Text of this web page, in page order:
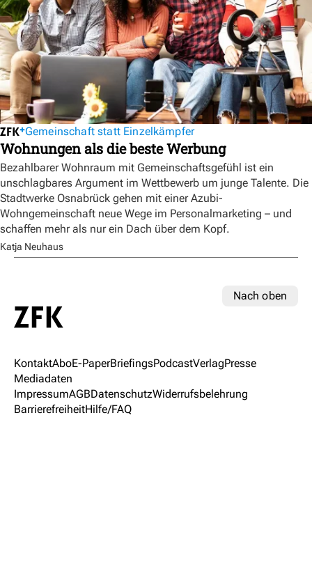
Gemeinschaft statt Einzelkämpfer
Wohnungen als die beste Werbung
Bezahlbarer Wohnraum mit Gemeinschaftsgefühl ist ein
unschlagbares Argument im Wettbewerb um junge Talente. Die
Stadtwerke Osnabrück gehen mit einer Azubi-
Wohngemeinschaft neue Wege im Personalmarketing – und
schaffen mehr als nur ein Dach über dem Kopf.
Katja Neuhaus
Nach oben
KontaktAboE-PaperBriefingsPodcastVerlagPresse
Mediadaten
ImpressumAGBDatenschutzWiderrufsbelehrung
BarrierefreiheitHilfe/FAQ